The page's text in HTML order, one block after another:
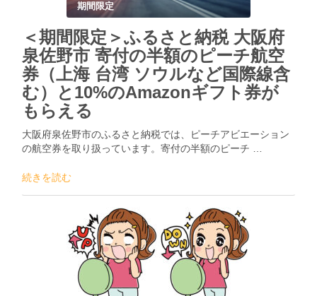
期間限定
＜期間限定＞ふるさと納税 大阪府
泉佐野市 寄付の半額のピーチ航空
券（上海 台湾 ソウルなど国際線含
む）と10%のAmazonギフト券が
もらえる
大阪府泉佐野市のふるさと納税では、ピーチアビエーション
の航空券を取り扱っています。寄付の半額のピーチ …
続きを読む